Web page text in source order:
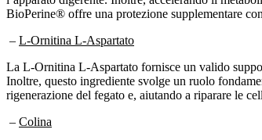
BioPerine® offre una protezione supplementare
– L-Ornitina L-Aspartato
La L-Ornitina L-Aspartato fornisce un valido
Inoltre, questo ingrediente svolge un ruolo
rigenerazione del fegato e, aiutando a riparare le
– Colina